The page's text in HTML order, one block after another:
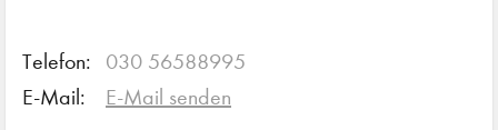
Telefon:
030 56588995
E-Mail:
E-Mail senden